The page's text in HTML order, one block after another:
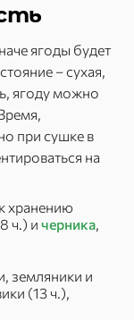
ягоды будет
– сухая,
ягоду можно
при сушке в
на
хранению
ч.) и черника,
земляники и
(13 ч.),